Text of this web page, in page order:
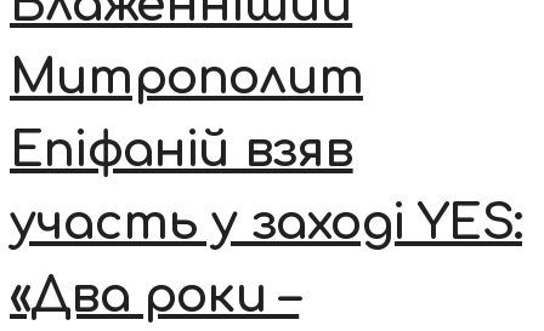
Митрополит
Епіфаній взяв
участь у заході YES:
«Два роки –